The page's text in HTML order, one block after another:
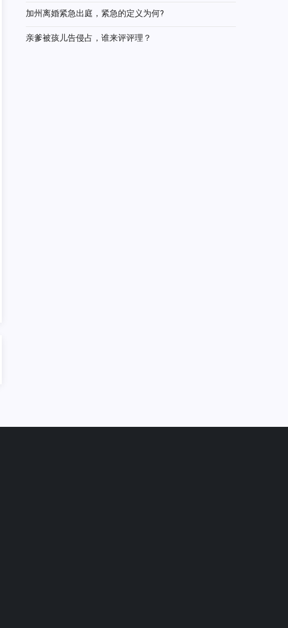
加州离婚紧急出庭，紧急的定义为何?
亲爹被孩儿告侵占，谁来评评理？